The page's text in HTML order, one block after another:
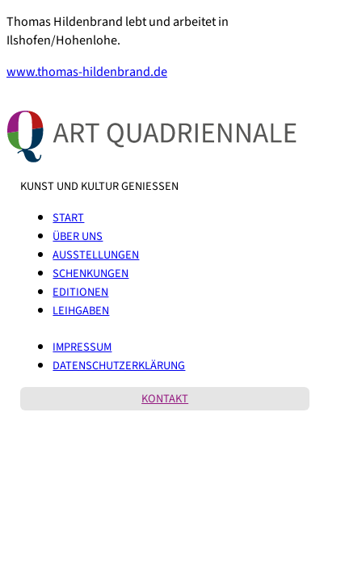
Thomas Hildenbrand lebt und arbeitet in
Ilshofen/Hohenlohe.
www.thomas-hildenbrand.de
KUNST UND KULTUR GENIESSEN
START
ÜBER UNS
AUSSTELLUNGEN
SCHENKUNGEN
EDITIONEN
LEIHGABEN
IMPRESSUM
DATENSCHUTZERKLÄRUNG
KONTAKT